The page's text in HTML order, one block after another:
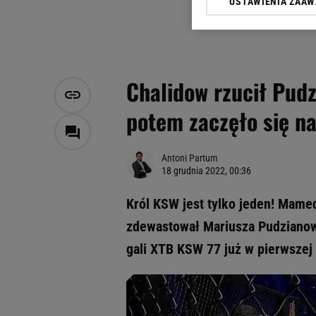
Chalidow rzucił
potem zaczęło się
Antoni Partum
18 grudnia 2022, 00:36
Król KSW jest tylko jeden!
zdewastował Mariusza
gali XTB KSW 77 już w
Klikając „Akceptuję”
Zaufanych Partnerów i
My, nasi Zaufani
Użycie dokładnych
Przechowywanie
badnie odbiorców i